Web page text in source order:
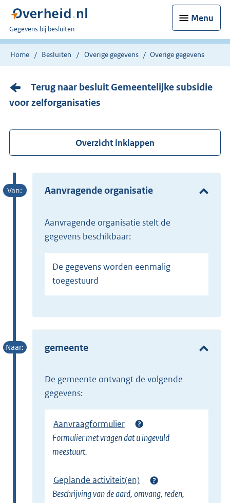
Menu
U
bent
nu
Gegevens bij besluiten
Home Besluiten Overige gegevens Overige gegevens
Terug naar besluit Gemeentelijke subsidie
voor zelforganisaties
Overzicht inklappen
Aanvragende organisatie
Aanvragende organisatie stelt de
gegevens beschikbaar:
De gegevens worden eenmalig
toegestuurd
gemeente
de gemeente ontvangt de volgende
gegevens:
Aanvraagformulier
Formulier met vragen dat u ingevuld
meestuurt.
Geplande activiteit(en)
Beschrijving van de aard, omvang, reden,